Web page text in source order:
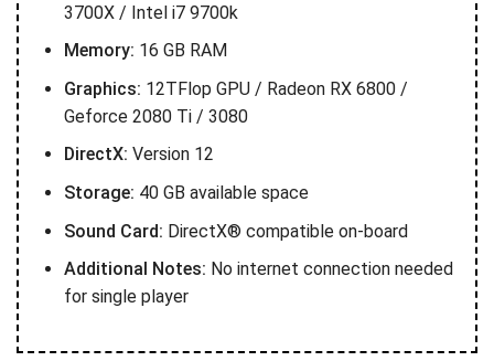
3700X / Intel i7 9700k
Memory: 16 GB RAM
Graphics: 12TFlop GPU / Radeon RX 6800 /
Geforce 2080 Ti / 3080
DirectX: Version 12
Storage: 40 GB available space
Sound Card: DirectX® compatible on-board
Additional Notes: No internet connection needed
for single player